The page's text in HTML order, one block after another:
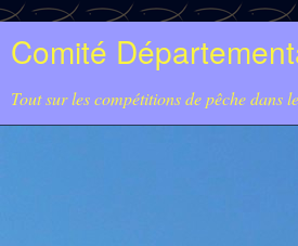
Comité
Tout sur les compétitions de pêche dans